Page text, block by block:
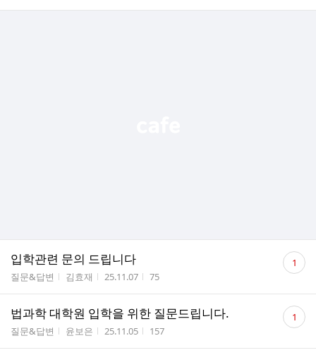
입학관련 문의 드립니다
게시판명
질문&답변 작성자
김효재 작성시간
25.11.07 조회수
75
댓
글 1
법과학 대학원 입학을 위한 질문드립니다.
게시판명
질문&답변 작성자
윤보은 작성시간
25.11.05 조회수
157
댓
글 1